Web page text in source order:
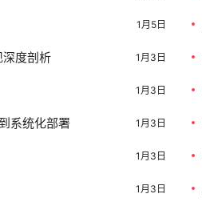
1月5日
度剖析 1月3日
1月3日
系统化部署 1月3日
1月3日
1月3日